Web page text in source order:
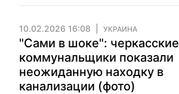
10.02.2026 16:08 УКРАИНА
"Сами в шоке": черкасские
коммунальщики показали
неожиданную находку в
канализации (фото)